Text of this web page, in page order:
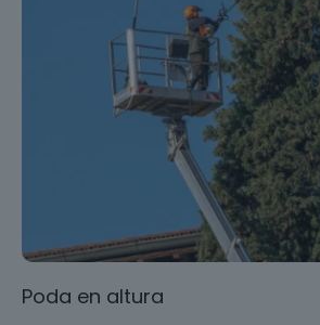
Poda en altura